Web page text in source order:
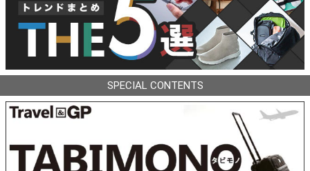
SPECIAL CONTENTS